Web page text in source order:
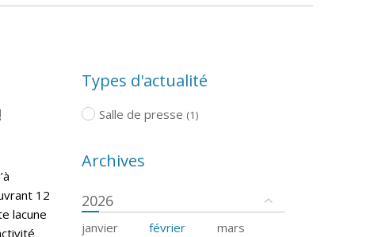
12
lacune
Types d'actualité
Salle de presse (1)
Archives
2026
janvier février mars